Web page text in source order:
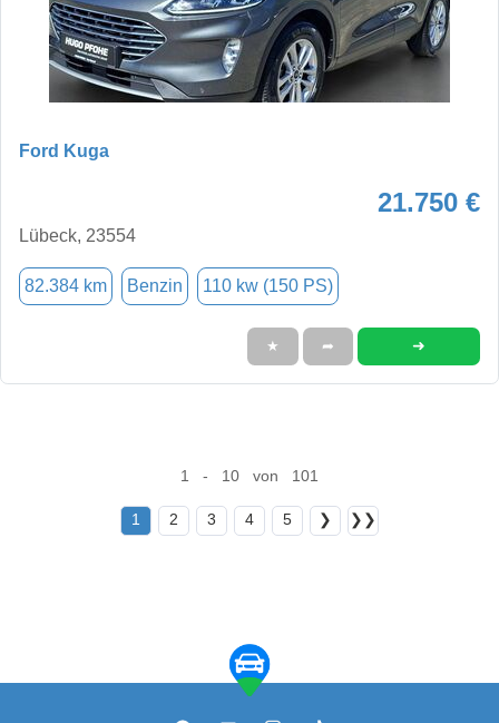
Ford Kuga
21.750 €
Lübeck, 23554
82.384 km Benzin 110 kw (150 PS)
★ ➦ ➜
1 - 10 von 101
1 2 3 4 5 ❯ ❯❯